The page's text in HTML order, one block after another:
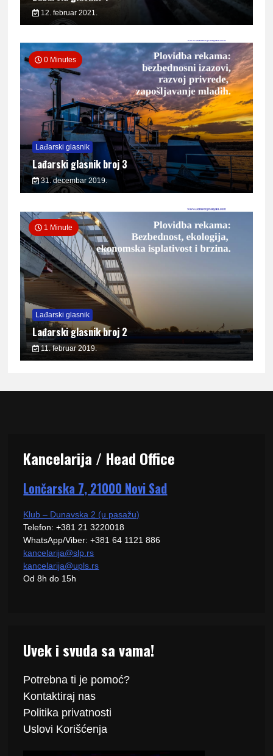
12. februar 2021.
0 Minutes
Lađarski glasnik
Lađarski glasnik broj 3
31. decembar 2019.
1 Minute
Lađarski glasnik
Lađarski glasnik broj 2
11. februar 2019.
Kancelarija / Head Office
Lončarska 7, 21000 Novi Sad
Klub – Dunavska 2 (u pasažu)
Telefon: +381 21 3220018
WhatsApp/Viber: +381 64 1121 886
kancelarija@slp.rs
kancelarija@upls.rs
Od 8h do 15h
Uvek i svuda sa vama!
Potrebna ti je pomoć?
Kontaktiraj nas
Politika privatnosti
Uslovi Korišćenja